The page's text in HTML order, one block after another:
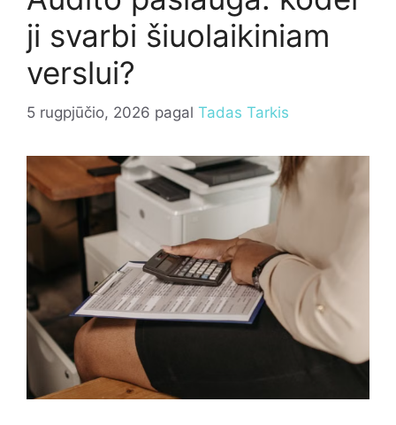
ji svarbi šiuolaikiniam
verslui?
5 rugpjūčio, 2026 pagal Tadas Tarkis